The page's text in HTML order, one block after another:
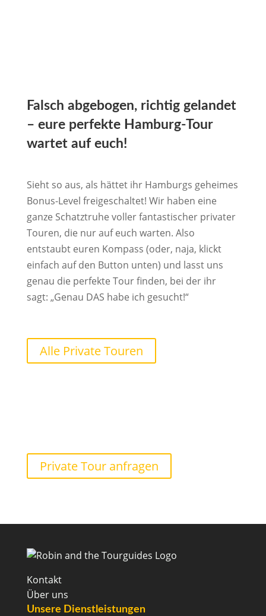
Falsch abgebogen, richtig gelandet
– eure perfekte Hamburg-Tour
wartet auf euch!
Sieht so aus, als hättet ihr Hamburgs geheimes
Bonus-Level freigeschaltet! Wir haben eine
ganze Schatztruhe voller fantastischer privater
Touren, die nur auf euch warten. Also
entstaubt euren Kompass (oder, naja, klickt
einfach auf den Button unten) und lasst uns
genau die perfekte Tour finden, bei der ihr
sagt: „Genau DAS habe ich gesucht!“
Alle Private Touren
Private Tour anfragen
Kontakt
Über uns
Unsere Dienstleistungen